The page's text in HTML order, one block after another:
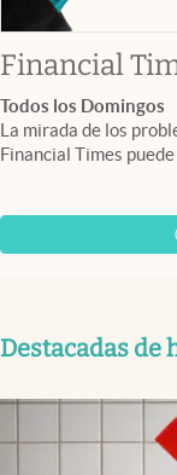
Financial
Todos los Domingos
La mirada de los
Financial Times
Destacadas de